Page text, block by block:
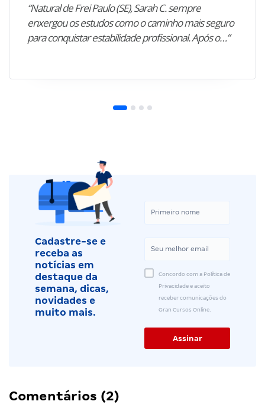
“Natural de Frei Paulo (SE), Sarah C. sempre
enxergou os estudos como o caminho mais seguro
para conquistar estabilidade profissional. Após o…”
Cadastre-se e
receba as
notícias em
destaque da
semana, dicas,
novidades e
muito mais.
Concordo com a Política de
Privacidade e aceito
receber comunicações do
Gran Cursos Online.
Comentários (2)